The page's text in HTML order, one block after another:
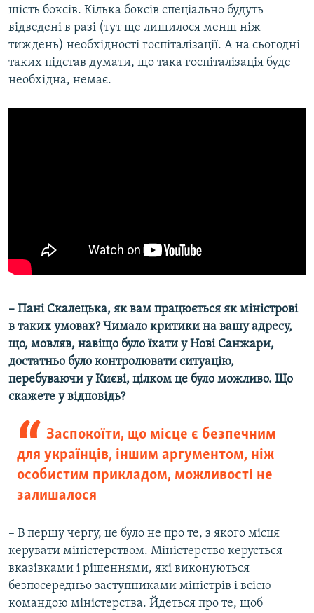
шість боксів. Кілька боксів спеціально будуть
відведені в разі (тут ще лишилося менш ніж
тиждень) необхідності госпіталізації. А на сьогодні
таких підстав думати, що така госпіталізація буде
необхідна, немає.
– Пані Скалецька, як вам працюється як міністрові
в таких умовах? Чимало критики на вашу адресу,
що, мовляв, навіщо було їхати у Нові Санжари,
достатньо було контролювати ситуацію,
перебуваючи у Києві, цілком це було можливо. Що
скажете у відповідь?
Заспокоїти, що місце є безпечним
для українців, іншим аргументом, ніж
особистим прикладом, можливості не
залишалося
– В першу чергу, це було не про те, з якого місця
керувати міністерством. Міністерство керується
вказівками і рішеннями, які виконуються
безпосередньо заступниками міністрів і всією
командою міністерства. Йдеться про те, щоб